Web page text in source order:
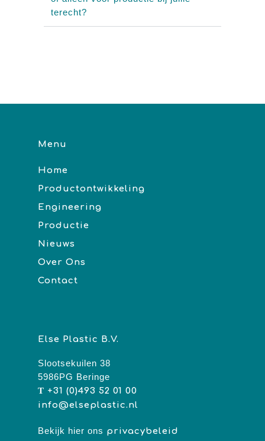
terecht?
Menu
Home
Productontwikkeling
Engineering
Productie
Nieuws
Over Ons
Contact
Else Plastic B.V.
Slootsekuilen 38
5986PG Beringe
T +31 (0)493 52 01 00
info@elseplastic.nl
Bekijk hier ons privacybeleid